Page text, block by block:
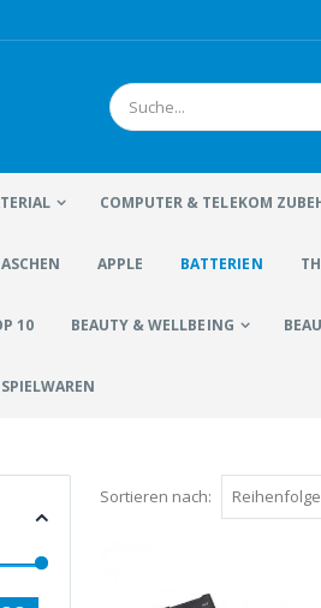
COMPUTER & TELEKOM
APPLE BATTERIEN
10 BEAUTY & WELLBEING
SPIELWAREN
Sortieren nach: